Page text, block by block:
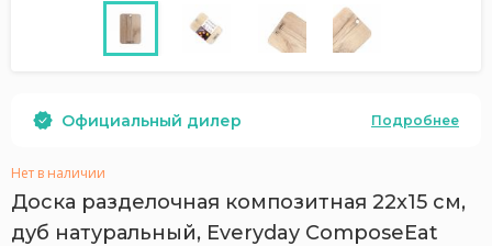
Официальный дилер Подробнее
Нет в наличии
Доска разделочная композитная 22x15 см,
дуб натуральный, Everyday ComposeEat